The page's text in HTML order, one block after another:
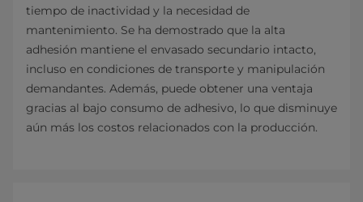
tiempo de inactividad y la necesidad de
mantenimiento. Se ha demostrado que la alta
adhesión mantiene el envasado secundario intacto,
incluso en condiciones de transporte y manipulación
demandantes. Además, puede obtener una ventaja
gracias al bajo consumo de adhesivo, lo que disminuye
aún más los costos relacionados con la producción.